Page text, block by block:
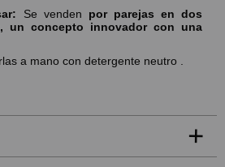
Se venden por parejas en dos
un concepto innovador con una
a mano con detergente neutro .
5